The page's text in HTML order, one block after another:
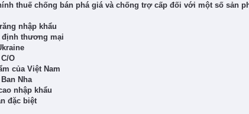
thuế chống bán phá giá và chống trợ cấp đối với một số sản
nhập khẩu
định thương mại
O
của Việt Nam
Nha
nhập khẩu
đặc biệt